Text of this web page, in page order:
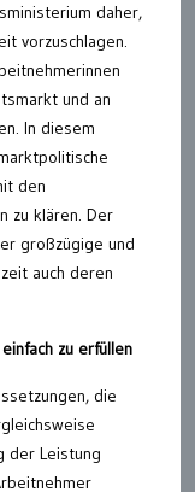
daher,
vorzuschlagen.
und an
In diesem
den
zu klären. Der
großzügige und
auch deren
zu erfüllen
die
der Leistung